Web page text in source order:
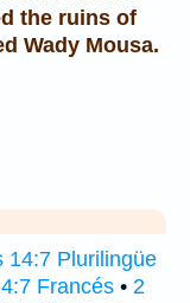
the ruins of
Wady Mousa.
14:7 Plurilingüe
Francés • 2